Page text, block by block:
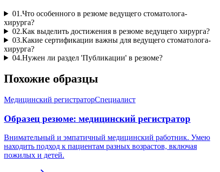
01 .Что особенного в резюме ведущего стоматолога-
хирурга?
02.Как выделить достижения в резюме ведущего хирурга?
03.Какие сертификации важны для ведущего стоматолога-
хирурга?
04.Нужен ли раздел 'Публикации' в резюме?
Похожие образцы
Медицинский регистраторСпециалист
Образец резюме: медицинский регистратор
Внимательный и эмпатичный медицинский работник. Умею
находить подход к пациентам разных возрастов, включая
пожилых и детей.